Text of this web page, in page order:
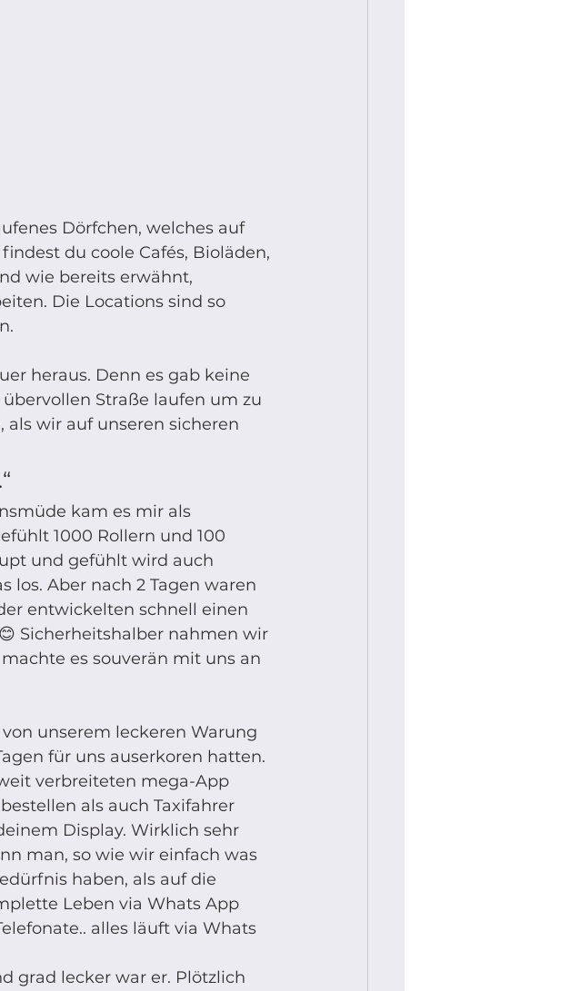
Dörfchen, welches auf
du coole Cafés, Bioläden,
wie bereits erwähnt,
Die Locations sind so
heraus. Denn es gab keine
Straße laufen um zu
wir auf unseren sicheren
kam es mir als
1000 Rollern und 100
und gefühlt wird auch
los. Aber nach 2 Tagen waren
entwickelten schnell einen
Sicherheitshalber nahmen wir
es souverän mit uns an
unserem leckeren Warung
für uns auserkoren hatten.
verbreiteten mega-App
als auch Taxifahrer
Display. Wirklich sehr
man, so wie wir einfach was
haben, als auf die
Leben via Whats App
alles läuft via Whats
grad lecker war er. Plötzlich